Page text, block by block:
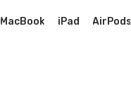
MacBook AirPods
iPad